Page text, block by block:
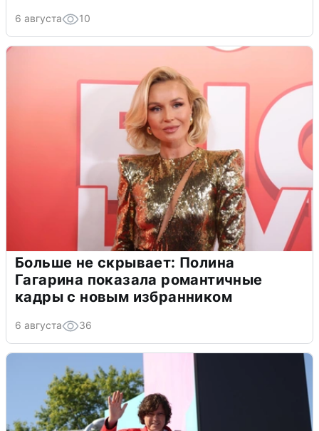
6 августа 10
Больше не скрывает: Полина
Гагарина показала романтичные
кадры с новым избранником
6 августа 36